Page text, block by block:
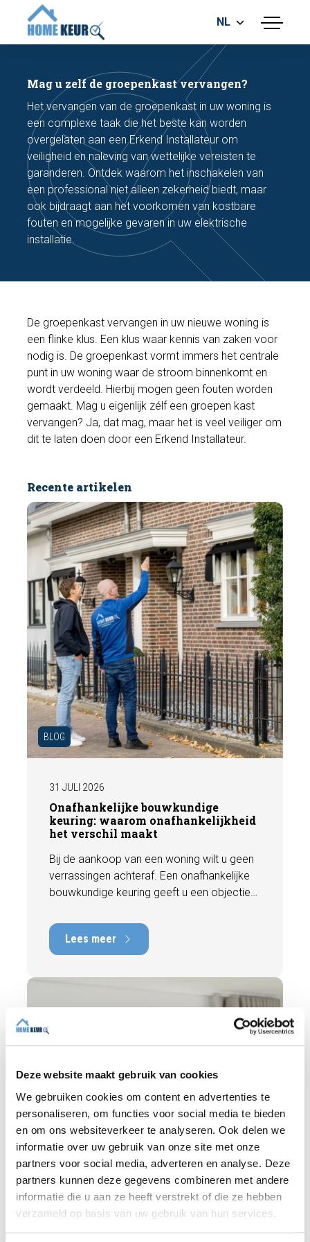
Deze website maakt gebruik van cookies
We gebruiken cookies om content en advertenties te
personaliseren, om functies voor social media te bieden
en om ons websiteverkeer te analyseren. Ook delen we
informatie over uw gebruik van onze site met onze
partners voor social media, adverteren en analyse. Deze
partners kunnen deze gegevens combineren met andere
informatie die u aan ze heeft verstrekt of die ze hebben
verzameld op basis van uw gebruik van hun services.
menu
BOUWKUNDIGE KEURING
ENERGIELABEL
MEETRAPPORT
FUNDERINGSRISICO ONDERZOEK
NL
Maak een afspraak
Mag u zelf de groepenkast vervangen?
Het vervangen van de groepenkast in uw woning is
een complexe taak die het beste kan worden
overgelaten aan een Erkend Installateur om
veiligheid en naleving van wettelijke vereisten te
garanderen. Ontdek waarom het inschakelen van
een professional niet alleen zekerheid biedt, maar
ook bijdraagt aan het voorkomen van kostbare
fouten en mogelijke gevaren in uw elektrische
installatie.
De groepenkast vervangen in uw nieuwe woning is
een flinke klus. Een klus waar kennis van zaken voor
nodig is. De groepenkast vormt immers het centrale
punt in uw woning waar de stroom binnenkomt en
wordt verdeeld. Hierbij mogen geen fouten worden
gemaakt. Mag u eigenlijk zélf een groepen kast
vervangen? Ja, dat mag, maar het is veel veiliger om
dit te laten doen door een Erkend Installateur.
Recente artikelen
BLOG
31 JULI 2026
Onafhankelijke bouwkundige
keuring: waarom onafhankelijkheid
het verschil maakt
Bij de aankoop van een woning wilt u geen
verrassingen achteraf. Een onafhankelijke
bouwkundige keuring geeft u een objectief
woning, inclusief eventuele gebreken,
onderhoudspunten en te verwachten
herstelkosten. In deze blog leest u waarom
onafhankelijkheid zo belangrijk is en hoe
een deskundige bouwkundige inspectie u
helpt om met vertrouwen een woning te
Lees meer
BLOG